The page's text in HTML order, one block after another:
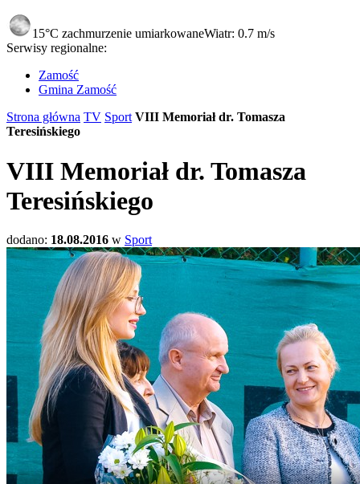
15°C zachmurzenie umiarkowaneWiatr: 0.7 m/s
Serwisy regionalne:
Zamość
Gmina Zamość
Strona główna TV Sport VIII Memoriał dr. Tomasza
Teresińskiego
VIII Memoriał dr. Tomasza
Teresińskiego
dodano: 18.08.2016 w Sport